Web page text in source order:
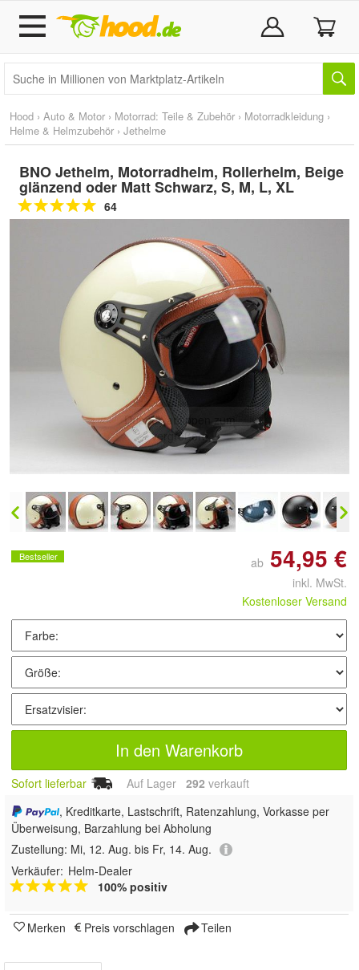
Hood › Auto & Motor › Motorrad: Teile & Zubehör › Motorradkleidung ›
Helme & Helmzubehör › Jethelme
BNO Jethelm, Motorradhelm, Rollerhelm, Beige
glänzend oder Matt Schwarz, S, M, L, XL
64
Doppelt antippen zum
vergrößern
Bestseller ab 54,95 €
inkl. MwSt.
Kostenloser Versand
In den Warenkorb
Sofort lieferbar Auf Lager 292 verkauft
, Kreditkarte, Lastschrift, Ratenzahlung, Vorkasse per
Überweisung, Barzahlung bei Abholung
Zustellung: Mi, 12. Aug. bis Fr, 14. Aug.
Verkäufer: Helm-Dealer
100% positiv
Merken Preis vorschlagen Teilen